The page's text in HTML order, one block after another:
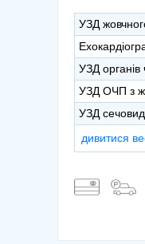
УЗД
УЗД органів
УЗД ОЧП з
УЗД
дивитися